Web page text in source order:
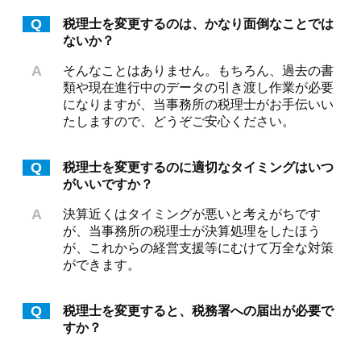
Q
税理士を変更するのは、かなり面倒なことでは
ないか？
A
そんなことはありません。もちろん、過去の書
類や現在進行中のデータの引き渡し作業が必要
になりますが、当事務所の税理士がお手伝いい
たしますので、どうぞご安心ください。
Q
税理士を変更するのに適切なタイミングはいつ
がいいですか？
A
決算近くはタイミングが悪いと考えがちです
が、当事務所の税理士が決算処理をしたほう
が、これからの経営支援等にむけて万全な対策
ができます。
Q
税理士を変更すると、税務署への届出が必要で
すか？